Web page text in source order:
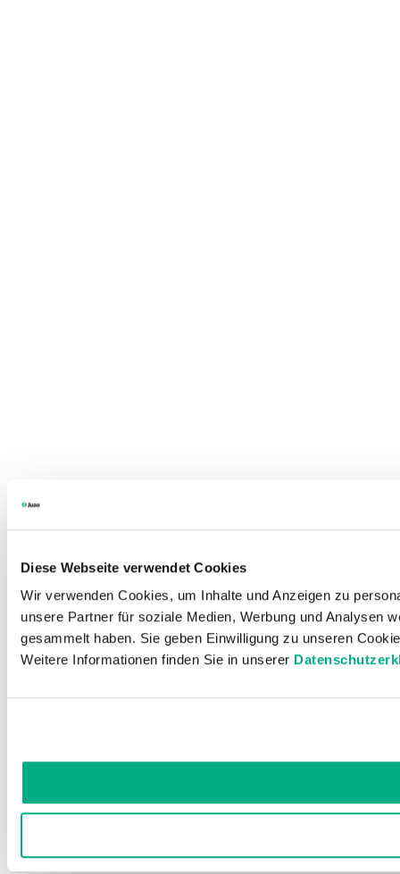
Diese Webseite verwendet Cookies
Wir verwenden Cookies, um Inhalte und Anzeigen zu
unsere Partner für soziale Medien, Werbung und Analysen
gesammelt haben. Sie geben Einwilligung zu unseren
Weitere Informationen finden Sie in unserer